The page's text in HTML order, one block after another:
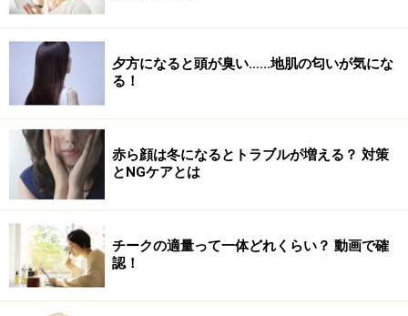
夕方になると頭が臭い……地肌の匂いが気にな
る！
赤ら顔は冬になるとトラブルが増える？ 対策
とNGケアとは
チークの適量って一体どれくらい？ 動画で確
認！